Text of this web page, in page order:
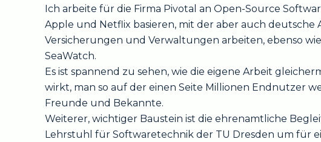
Ich arbeite für die Firma Pivotal an Open-Source
Apple und Netflix basieren, mit der aber auch
Versicherungen und Verwaltungen arbeiten, ebenso
SeaWatch.
Es ist spannend zu sehen, wie die eigene Arbeit
wirkt, man so auf der einen Seite Millionen Endnutzer
Freunde und Bekannte.
Weiterer, wichtiger Baustein ist die ehrenamtliche
Lehrstuhl für Softwaretechnik der TU Dresden um für